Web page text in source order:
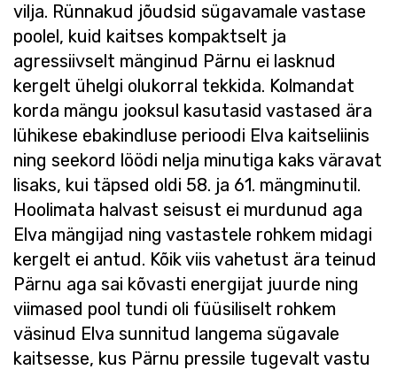
vilja. Rünnakud jõudsid sügavamale vastase
poolel, kuid kaitses kompaktselt ja
agressiivselt mänginud Pärnu ei lasknud
kergelt ühelgi olukorral tekkida. Kolmandat
korda mängu jooksul kasutasid vastased ära
lühikese ebakindluse perioodi Elva kaitseliinis
ning seekord löödi nelja minutiga kaks väravat
lisaks, kui täpsed oldi 58. ja 61. mängminutil.
Hoolimata halvast seisust ei murdunud aga
Elva mängijad ning vastastele rohkem midagi
kergelt ei antud. Kõik viis vahetust ära teinud
Pärnu aga sai kõvasti energijat juurde ning
viimased pool tundi oli füüsiliselt rohkem
väsinud Elva sunnitud langema sügavale
kaitsesse, kus Pärnu pressile tugevalt vastu